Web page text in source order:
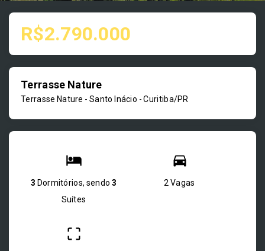
R$2.790.000
Terrasse Nature
Terrasse Nature -Santo Inácio - Curitiba/PR
3 Dormitórios, sendo 3
Suítes
2 Vagas